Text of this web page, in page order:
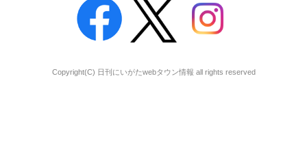
Copyright(C) 日刊にいがたwebタウン情報 all rights reserved